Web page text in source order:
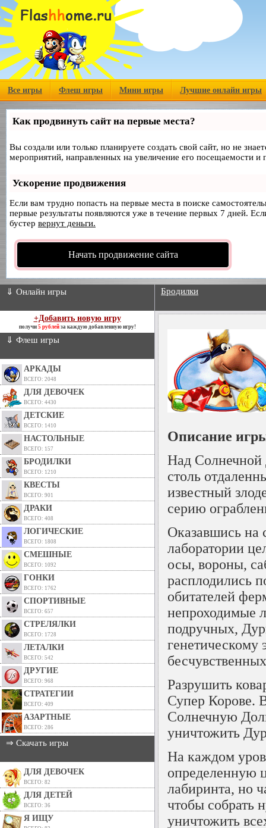
Все игры Флеш игры Мини игры Лучшие онлайн игры
Как продвинуть сайт на первые места?
Вы создали или только планируете создать свой сайт, но не
мероприятий, направленных на увеличение его посещаемости
Ускорение продвижения
Если вам трудно попасть на первые места в поиске
первые результаты появляются уже в течение первых 7 дней.
бустер вернут деньги.
Начать продвижение сайта
⇓ Онлайн игры
+Добавить новую игру
получи 5 рублейза каждую добавленную игру!
⇓ Флеш игры
АРКАДЫ
ВСЕГО: 2048
ДЛЯ ДЕВОЧЕК
ВСЕГО: 4430
ДЕТСКИЕ
ВСЕГО: 1410
НАСТОЛЬНЫЕ
ВСЕГО: 157
БРОДИЛКИ
ВСЕГО: 1210
КВЕСТЫ
ВСЕГО: 901
ДРАКИ
ВСЕГО: 408
ЛОГИЧЕСКИЕ
ВСЕГО: 1808
СМЕШНЫЕ
ВСЕГО: 1092
ГОНКИ
ВСЕГО: 1762
СПОРТИВНЫЕ
ВСЕГО: 657
СТРЕЛЯЛКИ
ВСЕГО: 1728
ЛЕТАЛКИ
ВСЕГО: 542
ДРУГИЕ
ВСЕГО: 968
СТРАТЕГИИ
ВСЕГО: 409
АЗАРТНЫЕ
ВСЕГО: 286
⇒ Скачать игры
ДЛЯ ДЕВОЧЕК
ВСЕГО: 82
ДЛЯ ДЕТЕЙ
ВСЕГО: 36
Я ИЩУ
Бродилки
Описание
Над Солнечной
столь
известный
серию
Оказавшись на
лаборатории
осы, вороны,
расплодились
обитателей
непроходимые
подручных,
генетическому
Разрушить
Супер Корове.
Солнечную
уничтожить
На каждом
определенную
лабиринта, но
чтобы собрать
уничтожить